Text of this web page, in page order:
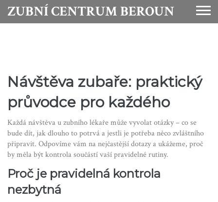
ZUBNÍ CENTRUM BEROUN
Návštěva zubaře: praktický
průvodce pro každého
Každá návštěva u zubního lékaře může vyvolat otázky – co se
bude dít, jak dlouho to potrvá a jestli je potřeba něco zvláštního
připravit. Odpovíme vám na nejčastější dotazy a ukážeme, proč
by měla být kontrola součástí vaší pravidelné rutiny.
Proč je pravidelná kontrola
nezbytná